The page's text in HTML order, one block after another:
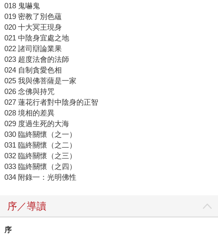
018 鬼嚇鬼
019 密教了別色蘊
020 十大冥王現身
021 中陰身宜處之地
022 諸司辯論業果
023 超度法會的法師
024 自制貪愛色相
025 我與佛菩薩是一家
026 念佛與持咒
027 蓮花行者對中陰身的正智
028 境相的差異
029 度過生死的大海
030 臨終關懷（之一）
031 臨終關懷（之二）
032 臨終關懷（之三）
033 臨終關懷（之四）
034 附錄一：光明佛性
序／導讀
序